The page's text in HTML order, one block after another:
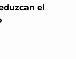
el